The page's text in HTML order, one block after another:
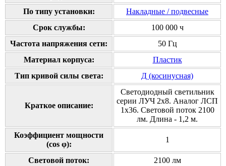
По типу установки:
Накладные / подвесные
Срок службы:
100 000 ч
Частота напряжения сети:
50 Гц
Материал корпуса:
Пластик
Тип кривой силы света:
Д (косинусная)
Краткое описание:
Светодиодный светильник
серии ЛУЧ 2х8. Аналог ЛСП
1х36. Световой поток 2100
лм. Длина - 1,2 м.
Коэффициент мощности
(cos φ):
1
Cветовой поток:
2100 лм